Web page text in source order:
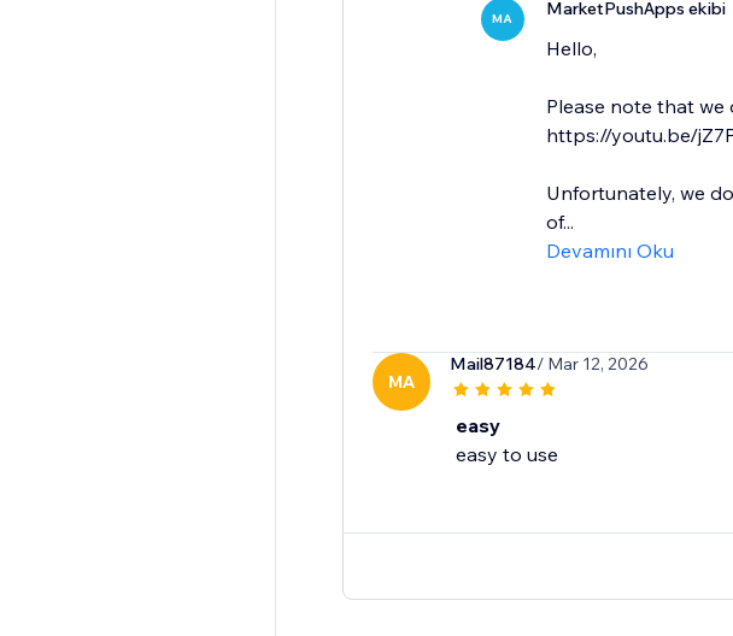
MA MarketPushApps ekibi
Hello,
Please note that
https://youtu.be/
Unfortunately, we
of...
Devamını Oku
MA
Mail87184/ Mar 12, 2026
easy
easy to use